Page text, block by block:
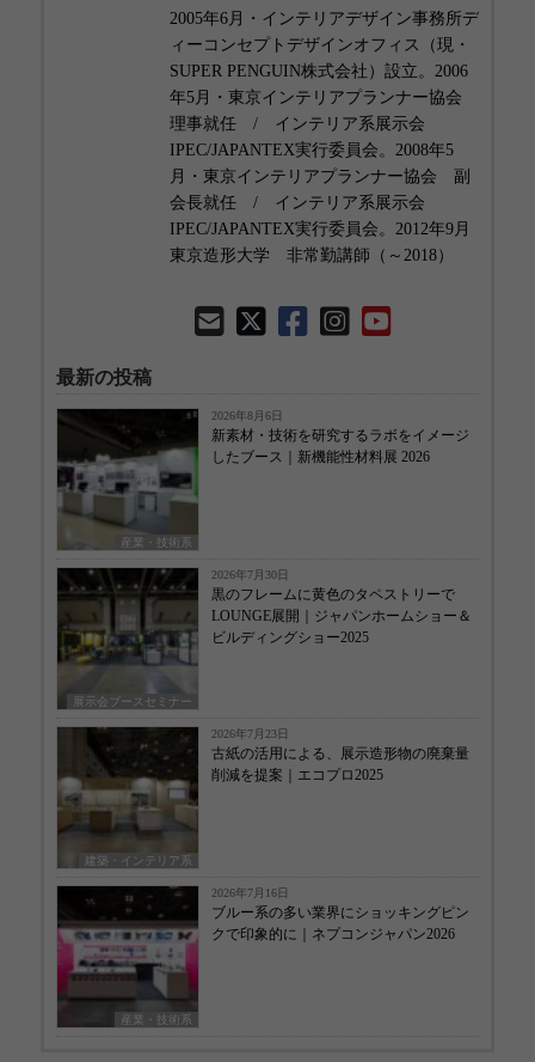
2005年6月・インテリアデザイン事務所デ
ィーコンセプトデザインオフィス（現・
SUPER PENGUIN株式会社）設立。2006
年5月・東京インテリアプランナー協会
理事就任 / インテリア系展示会
IPEC/JAPANTEX実行委員会。2008年5
月・東京インテリアプランナー協会 副
会長就任 / インテリア系展示会
IPEC/JAPANTEX実行委員会。2012年9月
東京造形大学 非常勤講師（～2018）
最新の投稿
産業・技術系
2026年8月6日
新素材・技術を研究するラボをイメージ
したブース｜新機能性材料展 2026
展示会ブースセミナー
2026年7月30日
黒のフレームに黄色のタペストリーで
LOUNGE展開｜ジャパンホームショー＆
ビルディングショー2025
建築・インテリア系
2026年7月23日
古紙の活用による、展示造形物の廃棄量
削減を提案｜エコプロ2025
産業・技術系
2026年7月16日
ブルー系の多い業界にショッキングピン
クで印象的に｜ネプコンジャパン2026